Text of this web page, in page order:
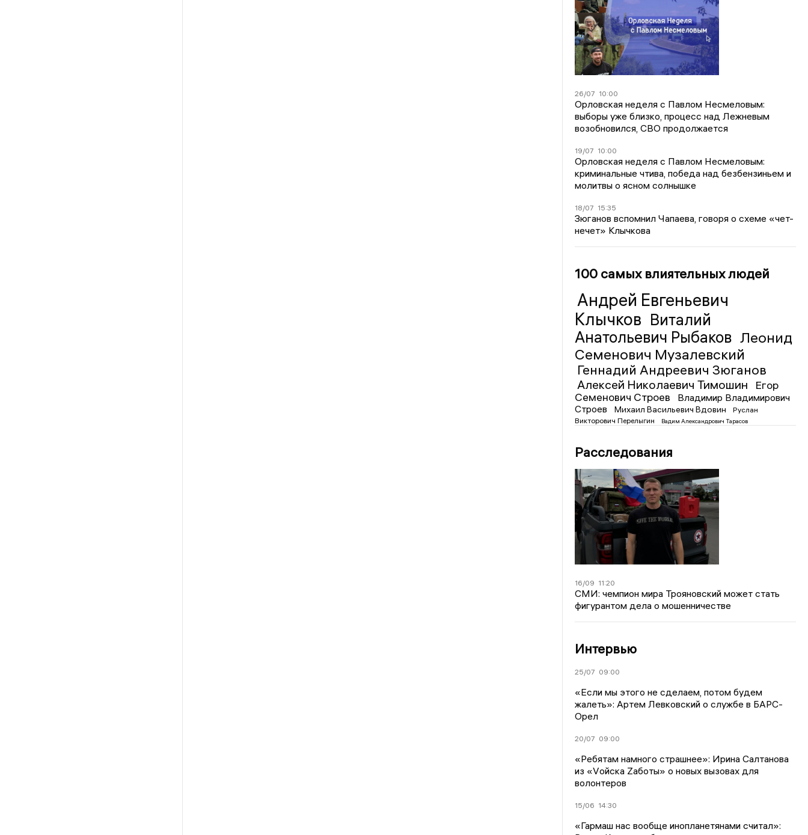
26/07 10:00
Орловская неделя с Павлом Несмеловым:
выборы уже близко, процесс над Лежневым
возобновился, СВО продолжается
19/07 10:00
Орловская неделя с Павлом Несмеловым:
криминальные чтива, победа над безбензиньем и
молитвы о ясном солнышке
18/07 15:35
Зюганов вспомнил Чапаева, говоря о схеме «чет-
нечет» Клычкова
100 самых влиятельных людей
Андрей Евгеньевич
Клычков Виталий
Анатольевич Рыбаков Леонид
Семенович Музалевский
Геннадий Андреевич Зюганов
Алексей Николаевич Тимошин
Егор
Семенович Строев
Владимир Владимирович
Строев
Михаил Васильевич Вдовин
Руслан
Викторович Перелыгин
Вадим Александрович Тарасов
Расследования
16/09 11:20
СМИ: чемпион мира Трояновский может стать
фигурантом дела о мошенничестве
Интервью
25/07 09:00
«Если мы этого не сделаем, потом будем
жалеть»: Артем Левковский о службе в БАРС-
Орел
20/07 09:00
«Ребятам намного страшнее»: Ирина Салтанова
из «Vойска Zаботы» о новых вызовах для
волонтеров
15/06 14:30
«Гармаш нас вообще инопланетянами считал»: